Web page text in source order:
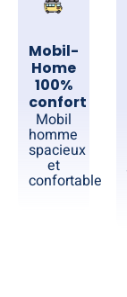
Mobil-
Home
100%
confort
Mobil
homme
spacieux
et
confortable